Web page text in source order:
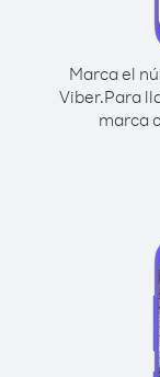
Marca el
Viber.Para
marca